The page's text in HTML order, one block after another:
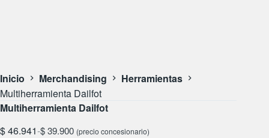
Inicio Merchandising
Herramientas
Multiherramienta Dailfot
Multiherramienta Dailfot
$46.941-$39.900 (precio concesionario)